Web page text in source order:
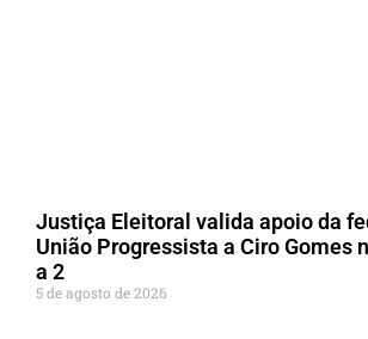
Justiça Eleitoral valida apoio da
União Progressista a Ciro Gomes
a 2
5 de agosto de 2026